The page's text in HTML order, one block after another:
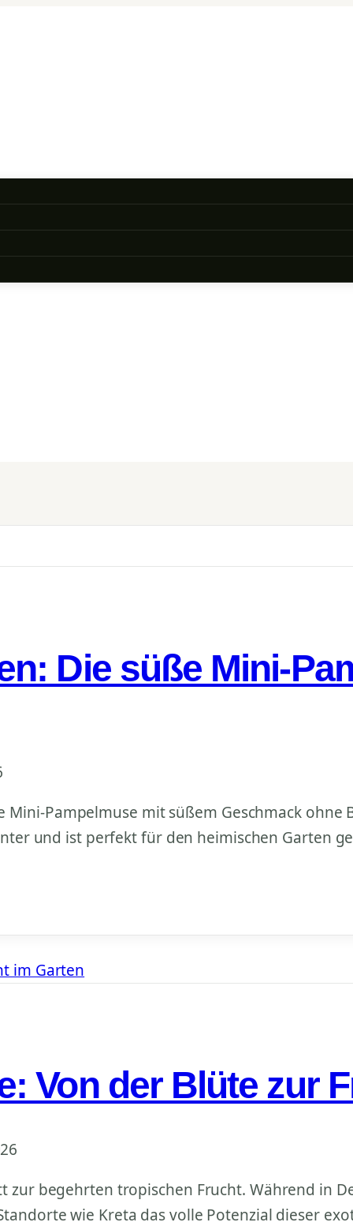
Die süße Mini-
Pampelmuse mit süßem Geschmack
und ist perfekt für den heimischen Garten
Von der Blüte zur
zur begehrten tropischen Frucht. Während in
wie Kreta das volle Potenzial dieser